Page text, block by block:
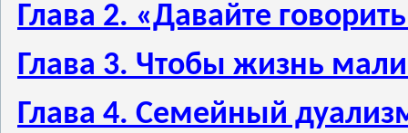
Глава 2. «Давайте
Глава 3. Чтобы жизнь
Глава 4. Семейный